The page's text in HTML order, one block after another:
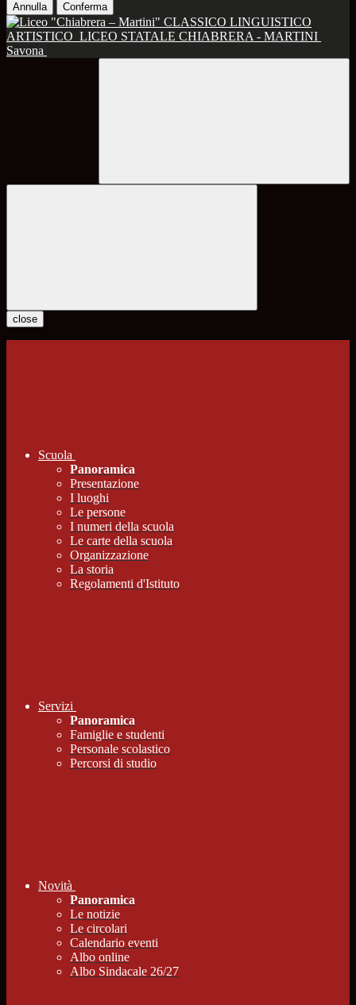
Annulla Conferma
CLASSICO LINGUISTICO
ARTISTICO LICEO STATALE CHIABRERA - MARTINI
Savona
close
Scuola
Panoramica
Presentazione
I luoghi
Le persone
I numeri della scuola
Le carte della scuola
Organizzazione
La storia
Regolamenti d'Istituto
Servizi
Panoramica
Famiglie e studenti
Personale scolastico
Percorsi di studio
Novità
Panoramica
Le notizie
Le circolari
Calendario eventi
Albo online
Albo Sindacale 26/27